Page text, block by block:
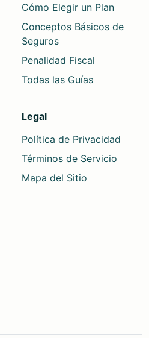
Cómo Elegir un Plan
Conceptos Básicos de
Seguros
Penalidad Fiscal
Todas las Guías
Legal
Política de Privacidad
Términos de Servicio
Mapa del Sitio